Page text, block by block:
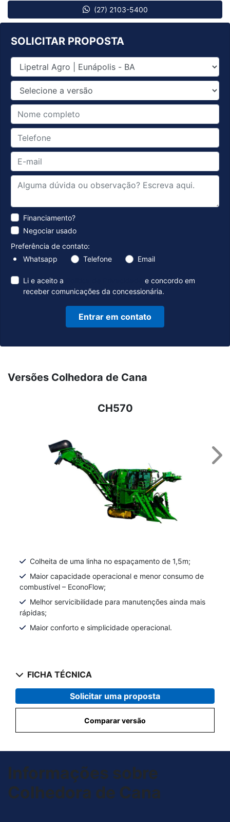
SOLICITAR PROPOSTA
Financiamento?
Negociar usado
Preferência de contato:
Whatsapp
Telefone Email
Li e aceito a
e concordo em
receber comunicações da concessionária.
Entrar em contato
(27) 2103-5400
Versões Colhedora de Cana
CH570
Colheita de uma linha no espaçamento de 1,5m;
Maior capacidade operacional e menor consumo de
combustível – EconoFlow;
Melhor servicibilidade para manutenções ainda mais
rápidas;
Maior conforto e simplicidade operacional.
FICHA TÉCNICA
Solicitar uma proposta
Comparar versão
Informações sobre
Colhedora de Cana